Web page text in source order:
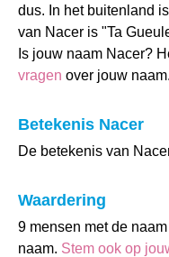
dus. In het buitenland
van Nacer is "Ta
Is jouw naam Nacer?
vragen over jouw naam.
Betekenis Nacer
De betekenis van
Waardering
9 mensen met de
naam. Stem ook op